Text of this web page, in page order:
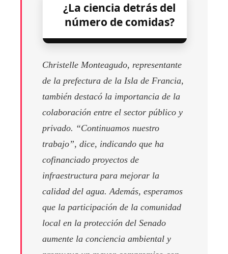
¿La ciencia detrás del
número de comidas?
Christelle Monteagudo, representante
de la prefectura de la Isla de Francia,
también destacó la importancia de la
colaboración entre el sector público y
privado. “Continuamos nuestro
trabajo”, dice, indicando que ha
cofinanciado proyectos de
infraestructura para mejorar la
calidad del agua. Además, esperamos
que la participación de la comunidad
local en la protección del Senado
aumente la conciencia ambiental y